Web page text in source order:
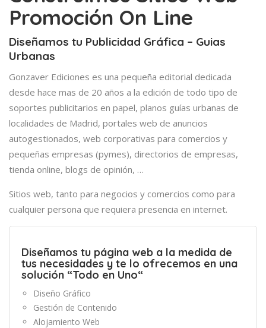
Promoción On Line
Diseñamos tu Publicidad Gráfica – Guias
Urbanas
Gonzaver Ediciones es una pequeña editorial dedicada
desde hace mas de 20 años a la edición de todo tipo de
soportes publicitarios en papel, planos guías urbanas de
localidades de Madrid, portales web de anuncios
autogestionados, web corporativas para comercios y
pequeñas empresas (pymes), directorios de empresas,
tienda online, blogs de opinión, …
Sitios web, tanto para negocios y comercios como para
cualquier persona que requiera presencia en internet.
Diseñamos tu página web a la medida de
tus necesidades y te lo ofrecemos en una
solución “Todo en Uno“
Diseño Gráfico
Gestión de Contenido
Alojamiento Web